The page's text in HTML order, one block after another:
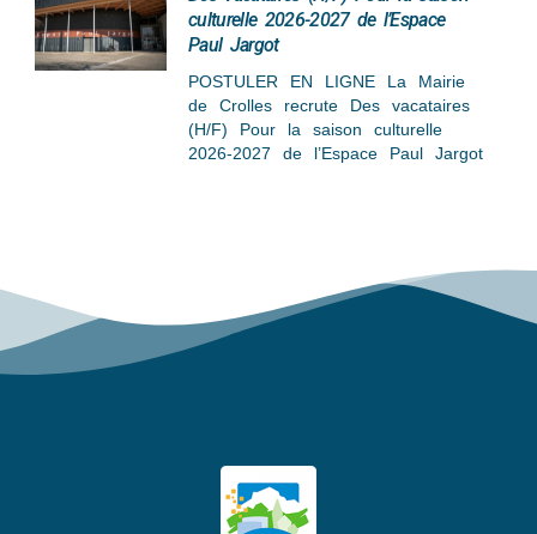
culturelle 2026-2027 de l’Espace
Paul Jargot
POSTULER EN LIGNE La Mairie
de Crolles recrute Des vacataires
(H/F) Pour la saison culturelle
2026-2027 de l’Espace Paul Jargot